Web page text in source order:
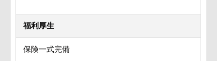
福利厚生
保険一式完備